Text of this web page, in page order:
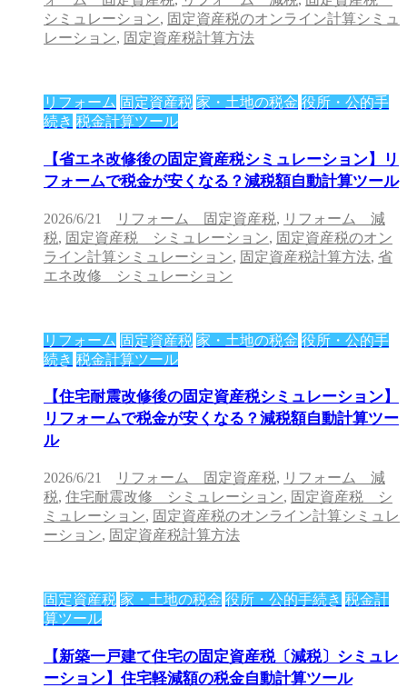
シミュレーション, 固定資産税のオンライン計算シミュ
レーション, 固定資産税計算方法
リフォーム 固定資産税 家・土地の税金 役所・公的手
続き 税金計算ツール
【省エネ改修後の固定資産税シミュレーション】リ
フォームで税金が安くなる？減税額自動計算ツール
2026/6/21 リフォーム 固定資産税, リフォーム 減
税, 固定資産税 シミュレーション, 固定資産税のオン
ライン計算シミュレーション, 固定資産税計算方法, 省
エネ改修 シミュレーション
リフォーム 固定資産税 家・土地の税金 役所・公的手
続き 税金計算ツール
【住宅耐震改修後の固定資産税シミュレーション】
リフォームで税金が安くなる？減税額自動計算ツー
ル
2026/6/21 リフォーム 固定資産税, リフォーム 減
税, 住宅耐震改修 シミュレーション, 固定資産税 シ
ミュレーション, 固定資産税のオンライン計算シミュレ
ーション, 固定資産税計算方法
固定資産税 家・土地の税金 役所・公的手続き 税金計
算ツール
【新築一戸建て住宅の固定資産税〔減税〕シミュレ
ーション】住宅軽減額の税金自動計算ツール